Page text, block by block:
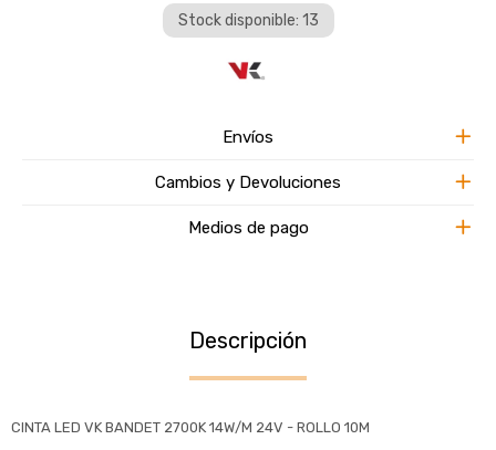
Stock disponible: 13
Envíos
Cambios y Devoluciones
Medios de pago
Descripción
CINTA LED VK BANDET 2700K 14W/M 24V - ROLLO 10M